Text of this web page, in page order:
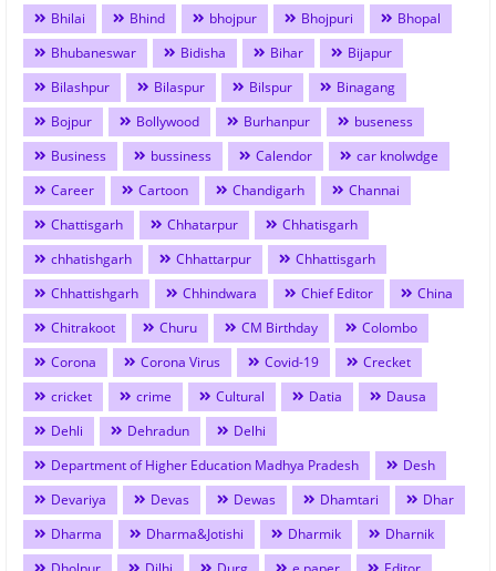
Bhilai
Bhind bhojpur Bhojpuri
Bhopal
Bhubaneswar
Bidisha Bihar
Bijapur
Bilashpur
Bilaspur Bilspur
Binagang
Bojpur
Bollywood Burhanpur
buseness
Business
bussiness Calendor
car knolwdge
Career
Cartoon Chandigarh
Channai
Chattisgarh
Chhatarpur
Chhatisgarh
chhatishgarh
Chhattarpur
Chhattisgarh
Chhattishgarh
Chhindwara Chief Editor
China
Chitrakoot
Churu CM Birthday
Colombo
Corona
Corona Virus Covid-19
Crecket
cricket
crime Cultural Datia
Dausa
Dehli
Dehradun
Delhi
Department of Higher Education Madhya Pradesh
Desh
Devariya
Devas Dewas Dhamtari
Dhar
Dharma
Dharma&Jotishi Dharmik
Dharnik